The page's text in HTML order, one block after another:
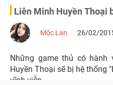
Liên Minh Huyền Thoại
Mộc Lan 26/02/
Những game thủ có
Huyền Thoại sẽ bị hệ thống
vĩnh viễn.